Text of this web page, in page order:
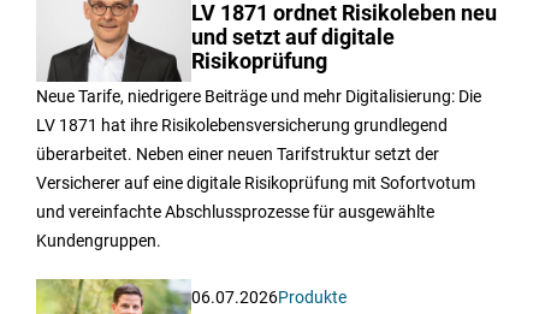
LV 1871 ordnet Risikoleben neu
und setzt auf digitale
Risikoprüfung
Neue Tarife, niedrigere Beiträge und mehr Digitalisierung: Die
LV 1871 hat ihre Risikolebensversicherung grundlegend
überarbeitet. Neben einer neuen Tarifstruktur setzt der
Versicherer auf eine digitale Risikoprüfung mit Sofortvotum
und vereinfachte Abschlussprozesse für ausgewählte
Kundengruppen.
06.07.2026Produkte